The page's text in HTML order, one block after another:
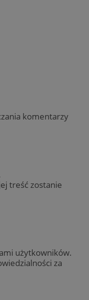
komentarzy
treść zostanie
użytkowników.
za